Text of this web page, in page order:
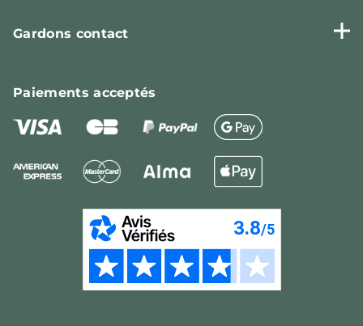
Gardons contact
Paiementsacceptés